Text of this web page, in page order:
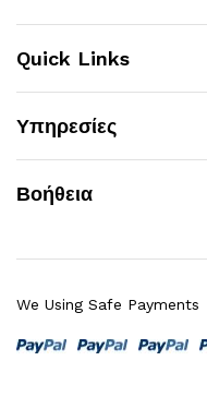
Quick Links
Υπηρεσίες
Βοήθεια
We Using Safe Payments